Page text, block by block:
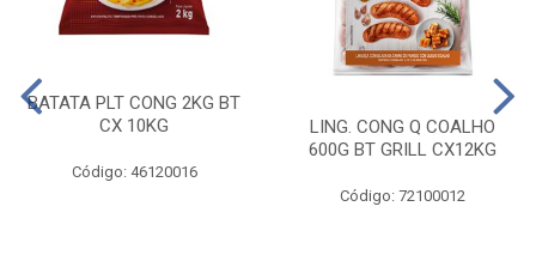
BATATA PLT CONG 2KG BT
CX 10KG
Código: 46120016
LING. CONG Q COALHO
600G BT GRILL CX12KG
Código: 72100012